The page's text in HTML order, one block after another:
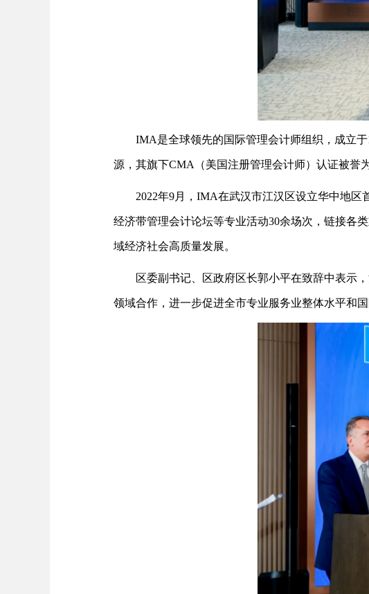
IMA是全球领先的国际管理会计师组织，成立
源，其旗下CMA（美国注册管理会计师）认证被誉
2022年9月，IMA在武汉市江汉区设立华中地
经济带管理会计论坛等专业活动30余场次，链接各
域经济社会高质量发展。
区委副书记、区政府区长郭小平在致辞中表示
领域合作，进一步促进全市专业服务业整体水平和国